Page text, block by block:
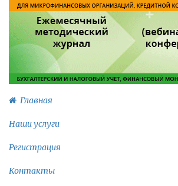
Главная
Наши услуги
Регистрация
Контакты